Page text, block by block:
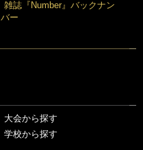
雑誌『Number』バックナン
バー
大会から探す
学校から探す